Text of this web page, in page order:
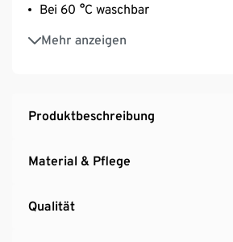
Bei 60 °C waschbar
Mehr anzeigen
Mit Baumwolle
Produktbeschreibung
Material & Pflege
Qualität